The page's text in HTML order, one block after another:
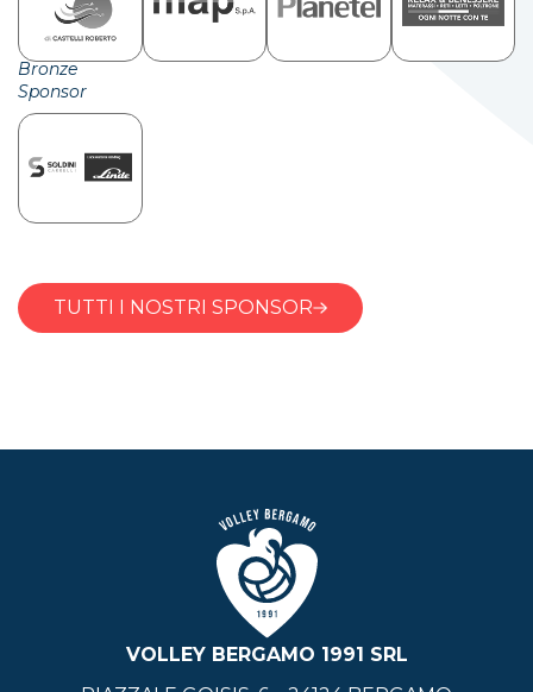
Bronze
Sponsor
TUTTI I NOSTRI SPONSOR
VOLLEY BERGAMO 1991 SRL